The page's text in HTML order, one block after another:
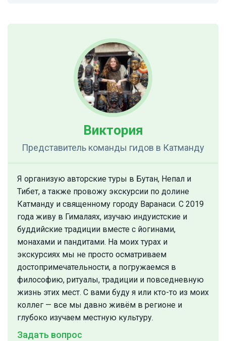
Виктория
Представитель команды гидов в Катманду
Я организую авторские туры в Бутан, Непал и
Тибет, а также провожу экскурсии по долине
Катманду и священному городу Варанаси. С 2019
года живу в Гималаях, изучаю индуистские и
буддийские традиции вместе с йогинами,
монахами и пандитами. На моих турах и
экскурсиях мы не просто осматриваем
достопримечательности, а погружаемся в
философию, ритуалы, традиции и повседневную
жизнь этих мест. С вами буду я или кто-то из моих
коллег — все мы давно живём в регионе и
глубоко изучаем местную культуру.
Задать вопрос